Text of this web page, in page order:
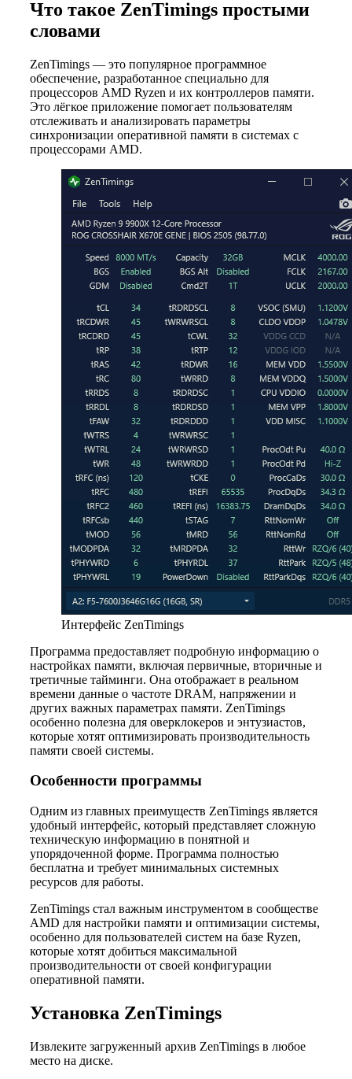
Что такое ZenTimings простыми
словами
ZenTimings — это популярное программное
обеспечение, разработанное специально для
процессоров AMD Ryzen и их контроллеров памяти.
Это лёгкое приложение помогает пользователям
отслеживать и анализировать параметры
синхронизации оперативной памяти в системах с
процессорами AMD.
Интерфейс ZenTimings
Программа предоставляет подробную информацию о
настройках памяти, включая первичные, вторичные и
третичные тайминги. Она отображает в реальном
времени данные о частоте DRAM, напряжении и
других важных параметрах памяти. ZenTimings
особенно полезна для оверклокеров и энтузиастов,
которые хотят оптимизировать производительность
памяти своей системы.
Особенности программы
Одним из главных преимуществ ZenTimings является
удобный интерфейс, который представляет сложную
техническую информацию в понятной и
упорядоченной форме. Программа полностью
бесплатна и требует минимальных системных
ресурсов для работы.
ZenTimings стал важным инструментом в сообществе
AMD для настройки памяти и оптимизации системы,
особенно для пользователей систем на базе Ryzen,
которые хотят добиться максимальной
производительности от своей конфигурации
оперативной памяти.
Установка ZenTimings
Извлеките загруженный архив ZenTimings в любое
место на диске.